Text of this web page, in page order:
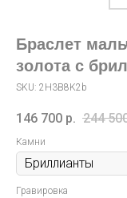
Браслет
золота с
SKU: 2H3B8K2b
146 700 р. 244
Камни
Гравировка